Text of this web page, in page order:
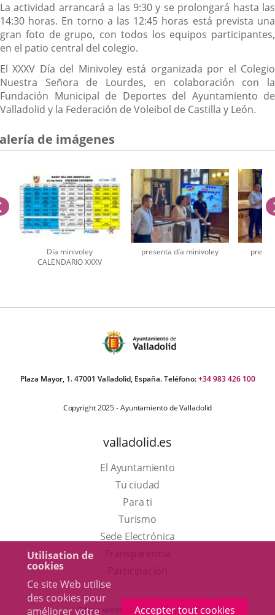
Utilisation de
cookies
Ce site Web utilise
des cookies pour
améliorer votre
Accepter tout cookies
La actividad arrancará a las 9:30 y se prolongará hasta las
14:30 horas. En torno a las 12:45 horas está prevista una
gran foto de grupo, con todos los equipos participantes,
en el patio central del colegio.
El XXXV Día del Minivoley está organizada por el Colegio
Nuestra Señora de Lourdes, en colaboración con la
Fundación Municipal de Deportes del Ayuntamiento de
Valladolid y la Federación de Voleibol de Castilla y León.
de imágenes
Día minivoley
CALENDARIO XXXV
presenta día minivoley
anterior
Plaza Mayor, 1. 47001 Valladolid, España. Teléfono:+34 983 426 100
Copyright 2025 - Ayuntamiento de Valladolid
valladolid.es
El Ayuntamiento
Tu ciudad
Para ti
TurismoEste
enlace
una
Sede Electrónica
externa.
Otras webs del ayuntamiento